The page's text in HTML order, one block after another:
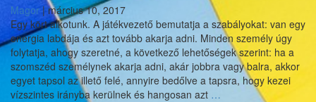
Magor |március 10, 2017
Egy kört alkotunk. A játékvezető bemutatja a szabályokat: van egy
energia labdája és azt tovább akarja adni. Minden személy úgy
folytatja, ahogy szeretné, a következő lehetőségek szerint: ha a
szomszéd személynek akarja adni, akár jobbra vagy balra, akkor
egyet tapsol az illető felé, annyire bedőlve a tapsra, hogy kezei
vízszintes irányba kerülnek és hangosan azt … Energiser,